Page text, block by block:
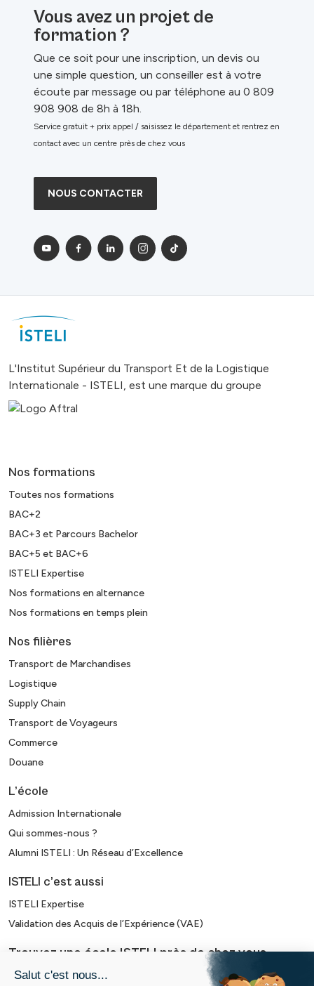
Vous avez un projet de
formation ?
Que ce soit pour une inscription, un devis ou
une simple question, un conseiller est à votre
écoute par message ou par téléphone au 0 809
908 908 de 8h à 18h.
Service gratuit + prix appel / saisissez le département et rentrez en
contact avec un centre près de chez vous
NOUS CONTACTER
L'Institut Supérieur du Transport Et de la Logistique
Internationale - ISTELI, est une marque du groupe
Nos formations
Toutes nos formations
BAC+2
BAC+3 et Parcours Bachelor
BAC+5 et BAC+6
ISTELI Expertise
Nos formations en alternance
Nos formations en temps plein
Nos filières
Transport de Marchandises
Logistique
Supply Chain
Transport de Voyageurs
Commerce
Douane
L’école
Admission Internationale
Qui sommes-nous ?
Alumni ISTELI : Un Réseau d’Excellence
ISTELI c’est aussi
ISTELI Expertise
Validation des Acquis de l’Expérience (VAE)
Trouvez une école ISTELI près de chez vous
Alumn’ISTELI